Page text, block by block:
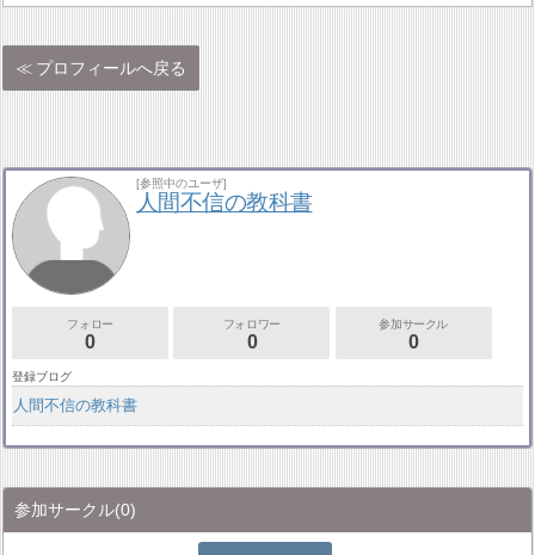
プロフィールへ戻る
[参照中のユーザ]
人間不信の教科書
フォロー
0
フォロワー
0
参加サークル
0
登録ブログ
人間不信の教科書
参加サークル(0)